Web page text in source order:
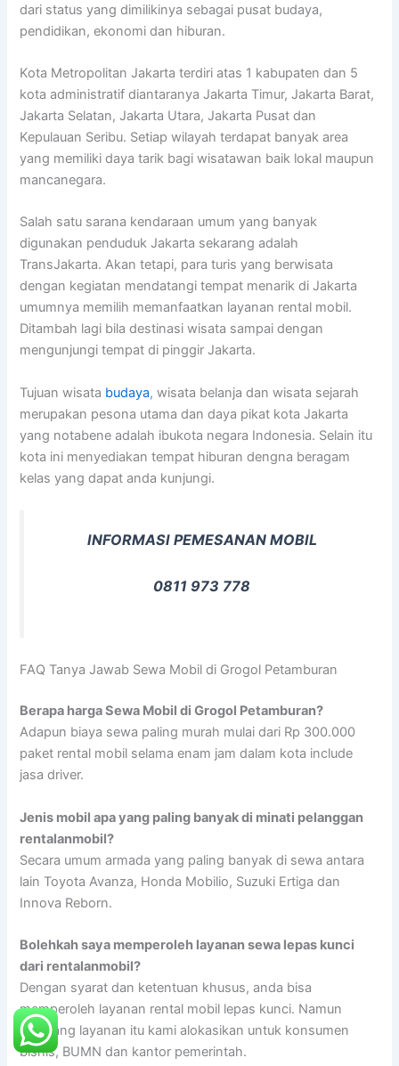
dari status yang dimilikinya sebagai pusat budaya,
pendidikan, ekonomi dan hiburan.
Kota Metropolitan Jakarta terdiri atas 1 kabupaten dan 5
kota administratif diantaranya Jakarta Timur, Jakarta Barat,
Jakarta Selatan, Jakarta Utara, Jakarta Pusat dan
Kepulauan Seribu. Setiap wilayah terdapat banyak area
yang memiliki daya tarik bagi wisatawan baik lokal maupun
mancanegara.
Salah satu sarana kendaraan umum yang banyak
digunakan penduduk Jakarta sekarang adalah
TransJakarta. Akan tetapi, para turis yang berwisata
dengan kegiatan mendatangi tempat menarik di Jakarta
umumnya memilih memanfaatkan layanan rental mobil.
Ditambah lagi bila destinasi wisata sampai dengan
mengunjungi tempat di pinggir Jakarta.
Tujuan wisata budaya, wisata belanja dan wisata sejarah
merupakan pesona utama dan daya pikat kota Jakarta
yang notabene adalah ibukota negara Indonesia. Selain itu
kota ini menyediakan tempat hiburan dengna beragam
kelas yang dapat anda kunjungi.
INFORMASI PEMESANAN MOBIL
0811 973 778
FAQ Tanya Jawab Sewa Mobil di Grogol Petamburan
Berapa harga Sewa Mobil di Grogol Petamburan?
Adapun biaya sewa paling murah mulai dari Rp 300.000
paket rental mobil selama enam jam dalam kota include
jasa driver.
Jenis mobil apa yang paling banyak di minati pelanggan
rentalanmobil?
Secara umum armada yang paling banyak di sewa antara
lain Toyota Avanza, Honda Mobilio, Suzuki Ertiga dan
Innova Reborn.
Bolehkah saya memperoleh layanan sewa lepas kunci
dari rentalanmobil?
Dengan syarat dan ketentuan khusus, anda bisa
memperoleh layanan rental mobil lepas kunci. Namun
sekarang layanan itu kami alokasikan untuk konsumen
bisnis, BUMN dan kantor pemerintah.